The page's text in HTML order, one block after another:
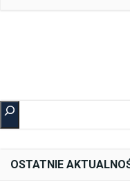
Szukaj
OSTATNIE